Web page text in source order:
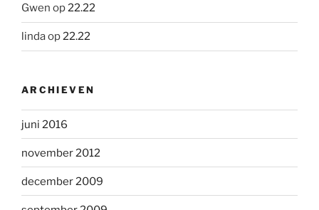
Gwen op22.22
lindaop22.22
ARCHIEVEN
juni 2016
november 2012
december 2009